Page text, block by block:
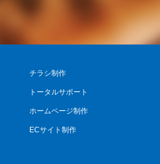
チラシ制作
トータルサポート
ホームページ制作
ECサイト制作